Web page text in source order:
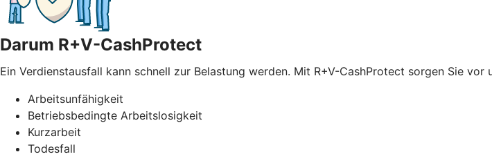
Darum R+V-CashProtect
Ein Verdienstausfall kann schnell zur Belastung werden. Mit R+V-CashProtect sorgen Sie
Arbeitsunfähigkeit
Betriebsbedingte Arbeitslosigkeit
Kurzarbeit
Todesfall